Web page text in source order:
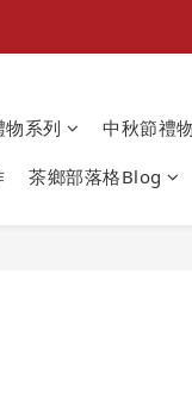
物系列 中秋節禮
茶鄉部落格Blog